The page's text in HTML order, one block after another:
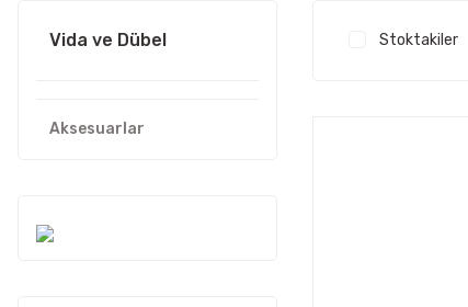
Vida ve Dübel
Aksesuarlar
Stoktakiler